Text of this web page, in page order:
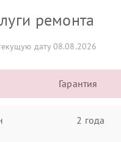
ремонта
дату 08.08.2026
Гарантия
2 года